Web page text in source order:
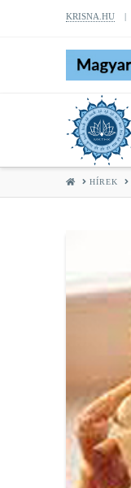
KRISNA.HU|
HOMEHÍREK